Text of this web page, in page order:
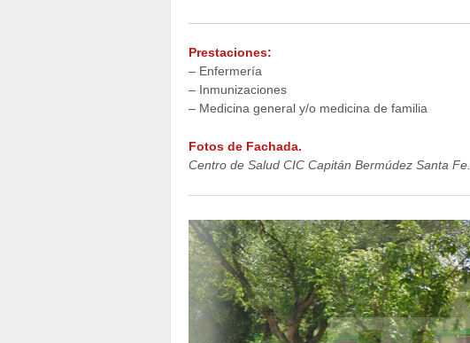
Prestaciones:
– Enfermería
– Inmunizaciones
– Medicina general y/o medicina de familia
Fotos de Fachada.
Centro de Salud CIC Capitán Bermúdez Santa Fe.